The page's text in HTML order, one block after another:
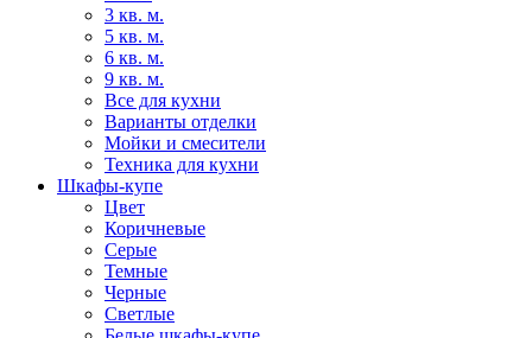
3 кв. м.
5 кв. м.
6 кв. м.
9 кв. м.
Все для кухни
Варианты отделки
Мойки и смесители
Техника для кухни
Шкафы-купе
Цвет
Коричневые
Серые
Темные
Черные
Светлые